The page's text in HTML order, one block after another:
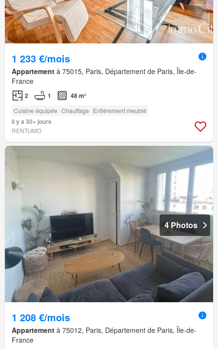
1 233 €/mois
Appartement à 75015, Paris, Département de Paris, Île-de-
France
2 1 48 m²
Cuisine équipée Chauffage Entièrement meublé
Il y a 30+ jours
RENTUMO
4 Photos
1 208 €/mois
Appartement à 75012, Paris, Département de Paris, Île-de-
France